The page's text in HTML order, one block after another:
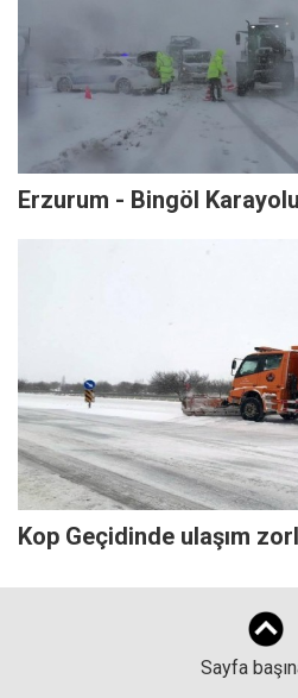
Erzurum - Bingöl
Kop Geçidinde ulaşım
Sayfa